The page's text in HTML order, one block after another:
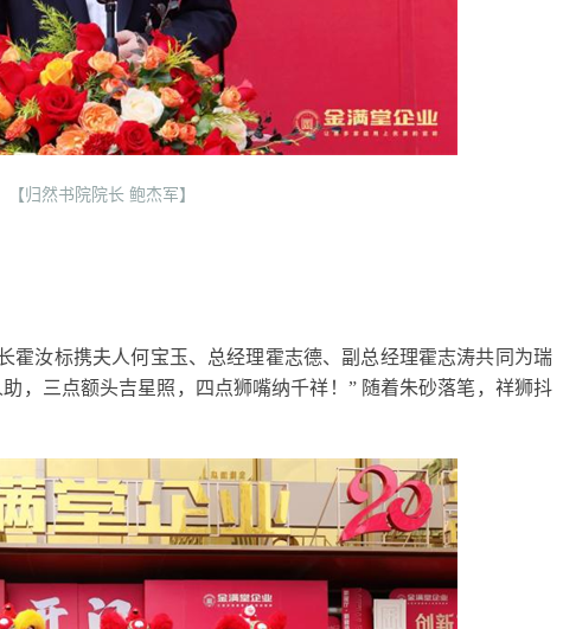
【归然书院院长 鲍杰军】
霍汝标携夫人何宝玉、总经理霍志德、副总经理霍志涛共同为瑞
，三点额头吉星照，四点狮嘴纳千祥！” 随着朱砂落笔，祥狮抖